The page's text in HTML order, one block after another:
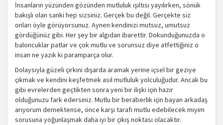
İnsanların yüzünden gözünden mutluluk ışıltısı yayılırken, sönük
bakışlı olan sanki hep sizsiniz. Gerçek bu değil. Gerçekte siz
onları öyle görüyorsunuz. Aynen kendinizi mutsuz, umutsuz
gördüğünüz gibi. Her şey bir algıdan ibarettir. Dokunduğunuzda o
baloncuklar patlar ve çok mutlu ve sorunsuz diye atfettiğiniz o
insan ne yazık ki paramparça olur.
Dolaysıyla güzeli çirkini dışarda aramak yerine içsel bir geziye
çıkmak ve kendini keşfetmek asıl mutluluk yolculuğudur. Ancak bu
gibi evrelerden geçtikten sonra yeni bir ilişki için hazır
olduğunuzu fark edersiniz. Mutlu bir beraberlik için bayan arkadaş
arıyorum demektense, önce karşı tarafı mutlu edebilecek miyim
sorusuna yoğunlaşmak daha iyi bir çıkış noktası olacaktır.